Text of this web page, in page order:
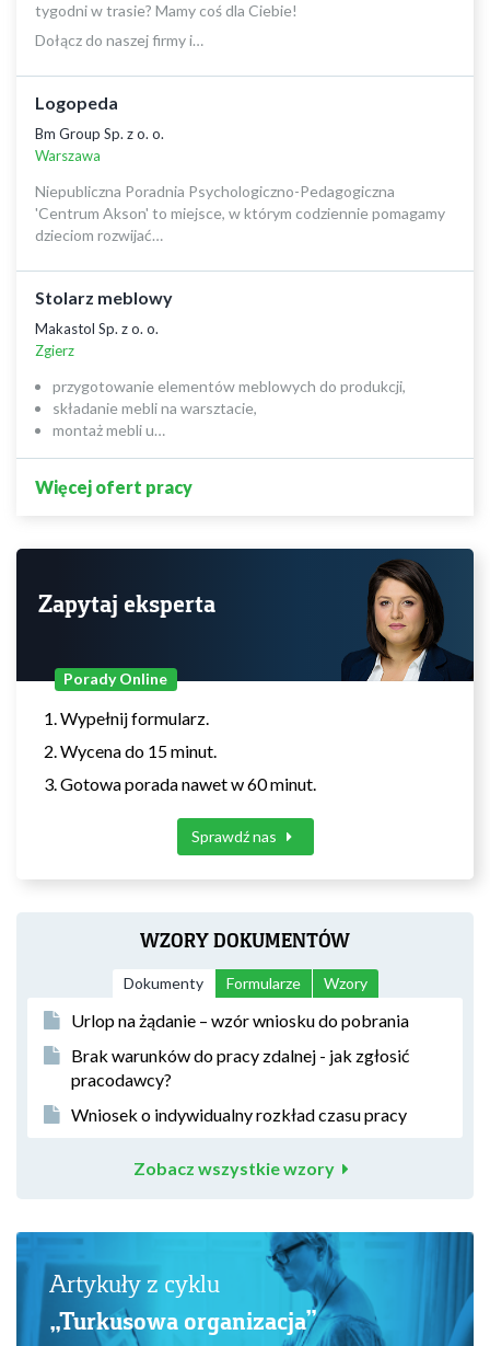
tygodni w trasie? Mamy coś dla Ciebie!
Dołącz do naszej firmy i…
Logopeda
Bm Group Sp. z o. o.
Warszawa
Niepubliczna Poradnia Psychologiczno-Pedagogiczna
'Centrum Akson' to miejsce, w którym codziennie pomagamy
dzieciom rozwijać…
Stolarz meblowy
Makastol Sp. z o. o.
Zgierz
przygotowanie elementów meblowych do produkcji,
składanie mebli na warsztacie,
montaż mebli u…
Więcej ofert pracy
Zapytaj eksperta
Porady Online
Wypełnij formularz.
Wycena do 15 minut.
Gotowa porada nawet w 60 minut.
Sprawdź nas
WZORY DOKUMENTÓW
Dokumenty Formularze Wzory
Urlop na żądanie – wzór wniosku do pobrania
Brak warunków do pracy zdalnej - jak zgłosić
pracodawcy?
Wniosek o indywidualny rozkład czasu pracy
Zobacz wszystkie wzory
Artykuły z cyklu
„Turkusowa organizacja”